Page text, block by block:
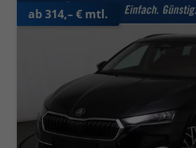
ab 314,– € mtl.